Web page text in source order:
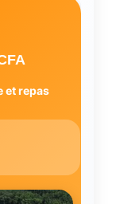
et repas